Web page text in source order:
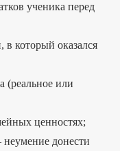
ученика перед
который оказался
(реальное или
ценностях;
донести